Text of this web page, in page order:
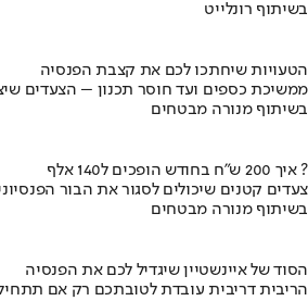
בשיתוף רונלייט
הטעויות שיחתכו לכם את קצבת הפנסיה
ממשיכת כספים ועד חוסר תכנון – הצעדים
בשיתוף מנורה מבטחים
איך 200 ש"ח בחודש הופכים ל140 אלף ?
צעדים קטנים שיכולים לסגור את הבור
בשיתוף מנורה מבטחים
הסוד של איינשטיין שיגדיל לכם את הפנסיה
הריבית דריבית עובדת לטובתכם רק אם